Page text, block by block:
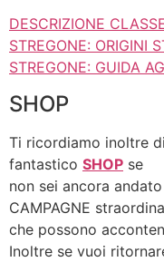
DESCRIZIONE
STREGONE: ORIGINI
STREGONE: GUIDA
SHOP
Ti ricordiamo inoltre
fantastico SHOP se
non sei ancora
CAMPAGNE
che possono
Inoltre se vuoi